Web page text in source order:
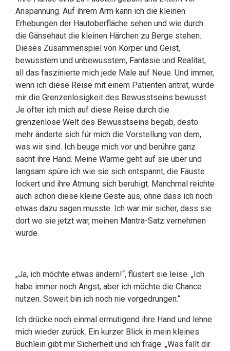
Anspannung. Auf ihrem Arm kann ich die kleinen
Erhebungen der Hautoberfläche sehen und wie durch
die Gänsehaut die kleinen Härchen zu Berge stehen.
Dieses Zusammenspiel von Körper und Geist,
bewusstem und unbewusstem, Fantasie und Realität,
all das faszinierte mich jede Male auf Neue. Und immer,
wenn ich diese Reise mit einem Patienten antrat, wurde
mir die Grenzenlosigkeit des Bewusstseins bewusst.
Je öfter ich mich auf diese Reise durch die
grenzenlose Welt des Bewusstseins begab, desto
mehr änderte sich für mich die Vorstellung von dem,
was wir sind. Ich beuge mich vor und berühre ganz
sacht ihre Hand. Meine Wärme geht auf sie über und
langsam spüre ich wie sie sich entspannt, die Fäuste
lockert und ihre Atmung sich beruhigt. Manchmal reichte
auch schon diese kleine Geste aus, ohne dass ich noch
etwas dazu sagen musste. Ich war mir sicher, dass sie
dort wo sie jetzt war, meinen Mantra-Satz vernehmen
würde.
„Ja, ich möchte etwas ändern!“, flüstert sie leise. „Ich
habe immer noch Angst, aber ich möchte die Chance
nutzen. Soweit bin ich noch nie vorgedrungen.“
Ich drücke noch einmal ermutigend ihre Hand und lehne
mich wieder zurück. Ein kurzer Blick in mein kleines
Büchlein gibt mir Sicherheit und ich frage: „Was fällt dir